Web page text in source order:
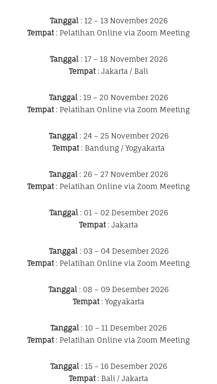
Tanggal: 12 – 13 November 2026
Tempat: Pelatihan Online via Zoom Meeting
Tanggal: 17 – 18 November 2026
Tempat: Jakarta / Bali
Tanggal : 19 – 20 November 2026
Tempat: Pelatihan Online via Zoom Meeting
Tanggal: 24 – 25 November 2026
Tempat: Bandung / Yogyakarta
Tanggal : 26 – 27 November 2026
Tempat: Pelatihan Online via Zoom Meeting
Tanggal: 01 – 02 Desember 2026
Tempat: Jakarta
Tanggal: 03 – 04 Desember 2026
Tempat: Pelatihan Online via Zoom Meeting
Tanggal : 08 – 09 Desember 2026
Tempat: Yogyakarta
Tanggal : 10 – 11 Desember 2026
Tempat: Pelatihan Online via Zoom Meeting
Tanggal: 15 – 16 Desember 2026
Tempat: Bali / Jakarta